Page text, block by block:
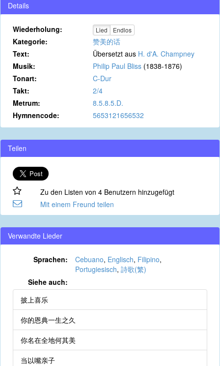
Details
Wiederholung: Lied Endlos
Kategorie:
赞美的话
Text:
Übersetzt aus H. d'A. Champney
Musik:
Philip Paul Bliss (1838-1876)
Tonart:
C-Dur
Takt:
2/4
Metrum:
8.5.8.5.D.
Hymnencode:
5653121656532
Teilen
Zu den Listen von 4 Benutzern hinzugefügt
Mit einem Freund teilen
Verwandte Lieder
Sprachen: Cebuano, Englisch, Filipino,
Portugiesisch, 詩歌(繁)
Siehe auch:
披上喜乐
你的恩典一生之久
你名在全地何其美
当以嘴亲子